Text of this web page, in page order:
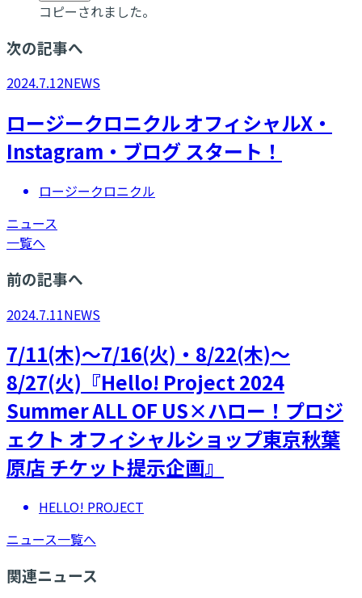
コピーされました。
次の記事へ
2024.7.12NEWS
ロージークロニクル オフィシャルX・
Instagram・ブログ スタート！
ロージークロニクル
ニュース
一覧へ
前の記事へ
2024.7.11NEWS
7/11(木)～7/16(火)・8/22(木)～
8/27(火)『Hello! Project 2024
Summer ALL OF US×ハロー！プロジ
ェクト オフィシャルショップ東京秋葉
原店 チケット提示企画』
HELLO! PROJECT
ニュース一覧へ
関連ニュース